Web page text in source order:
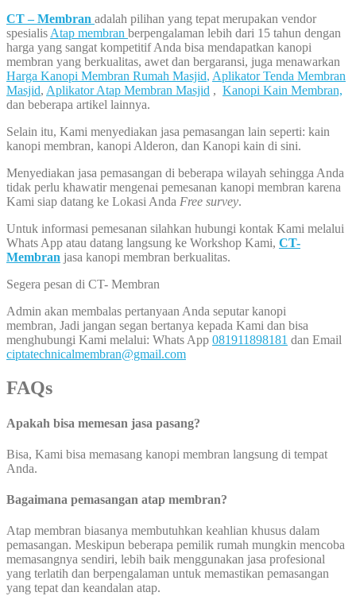
CT – Membran adalah pilihan yang tepat merupakan vendor
spesialis Atap membran berpengalaman lebih dari 15 tahun dengan
harga yang sangat kompetitif Anda bisa mendapatkan kanopi
membran yang berkualitas, awet dan bergaransi, juga menawarkan
Harga Kanopi Membran Rumah Masjid, Aplikator Tenda Membran
Masjid, Aplikator Atap Membran Masjid , Kanopi Kain Membran,
dan beberapa artikel lainnya.
Selain itu, Kami menyediakan jasa pemasangan lain seperti: kain
kanopi membran, kanopi Alderon, dan Kanopi kain di sini.
Menyediakan jasa pemasangan di beberapa wilayah sehingga Anda
tidak perlu khawatir mengenai pemesanan kanopi membran karena
Kami siap datang ke Lokasi Anda Free survey.
Untuk informasi pemesanan silahkan hubungi kontak Kami melalui
Whats App atau datang langsung ke Workshop Kami, CT-
Membran jasa kanopi membran berkualitas.
Segera pesan di CT- Membran
Admin akan membalas pertanyaan Anda seputar kanopi
membran, Jadi jangan segan bertanya kepada Kami dan bisa
menghubungi Kami melalui: Whats App 081911898181 dan Email
ciptatechnicalmembran@gmail.com
FAQs
Apakah bisa memesan jasa pasang?
Bisa, Kami bisa memasang kanopi membran langsung di tempat
Anda.
Bagaimana pemasangan atap membran?
Atap membran biasanya membutuhkan keahlian khusus dalam
pemasangan. Meskipun beberapa pemilik rumah mungkin mencoba
memasangnya sendiri, lebih baik menggunakan jasa profesional
yang terlatih dan berpengalaman untuk memastikan pemasangan
yang tepat dan keandalan atap.